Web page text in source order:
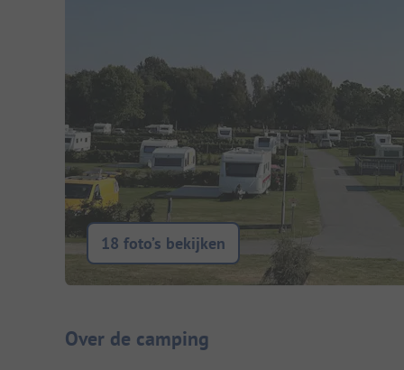
18 foto’s bekijken
Camping introductie
Over de camping